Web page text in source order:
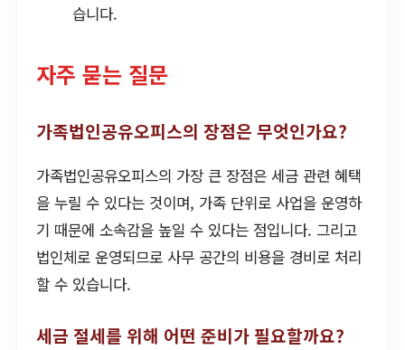
습니다.
자주 묻는 질문
가족법인공유오피스의 장점은 무엇인가요?
가족법인공유오피스의 가장 큰 장점은 세금 관련 혜택
을 누릴 수 있다는 것이며, 가족 단위로 사업을 운영하
기 때문에 소속감을 높일 수 있다는 점입니다. 그리고
법인체로 운영되므로 사무 공간의 비용을 경비로 처리
할 수 있습니다.
세금 절세를 위해 어떤 준비가 필요할까요?